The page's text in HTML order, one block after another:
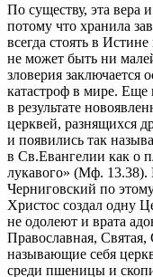
По существу, эта вера
потому что хранила
всегда стоять в
не может быть ни
зловерия заключается
катастроф в мире. Еще
в результате
церквей, разнящихся
и появились так
в Св.Евангелии как о
лукавого» (Мф.
Черниговский по
Христос создал одну
не одолеют и врата
Православная,
называющие себя
среди пшеницы и